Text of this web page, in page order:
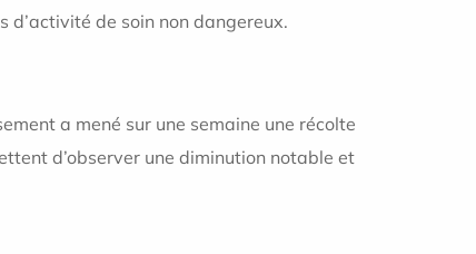
d’activité de soin non dangereux.
a mené sur une semaine une récolte
d’observer une diminution notable et